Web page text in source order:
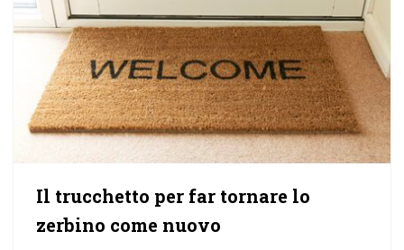
Il trucchetto per far tornare lo
zerbino come nuovo